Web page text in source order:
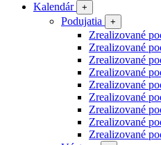
Kalendár
+
Podujatia +
Zrealizované
Zrealizované
Zrealizované
Zrealizované
Zrealizované
Zrealizované
Zrealizované
Zrealizované
Zrealizované